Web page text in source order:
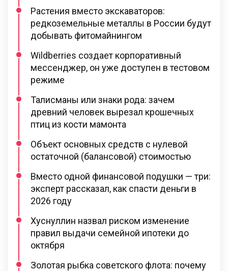
Растения вместо экскаваторов:
редкоземельные металлы в России будут
добывать фитомайнингом
Wildberries создает корпоративный
мессенджер, он уже доступен в тестовом
режиме
Талисманы или знаки рода: зачем
древний человек вырезал крошечных
птиц из кости мамонта
Объект основных средств с нулевой
остаточной (балансовой) стоимостью
Вместо одной финансовой подушки — три:
эксперт рассказал, как спасти деньги в
2026 году
Хуснуллин назвал риском изменение
правил выдачи семейной ипотеки до
октября
Золотая рыбка советского флота: почему